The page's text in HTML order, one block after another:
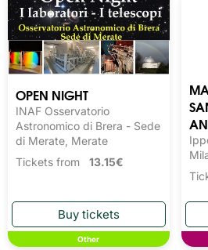
OPEN NIGHT
INAF Osservatorio
Astronomico di Brera - Sede
di Merate, Merate
Tickets from 13.15€
Other